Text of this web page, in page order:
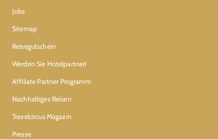
Jobs
Sitemap
Reisegutschein
Werden Sie Hotelpartner!
Affiliate Partner Programm
Nachhaltiges Reisen
Travelcircus Magazin
Presse